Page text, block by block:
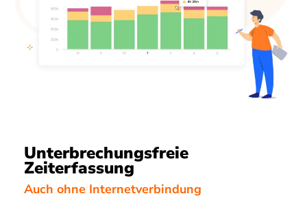
Unterbrechungsfreie
Zeiterfassung
Auch ohne Internetverbindung